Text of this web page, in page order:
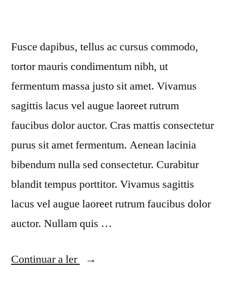
Fusce dapibus, tellus ac cursus commodo,
tortor mauris condimentum nibh, ut
fermentum massa justo sit amet. Vivamus
sagittis lacus vel augue laoreet rutrum
faucibus dolor auctor. Cras mattis consectetur
purus sit amet fermentum. Aenean lacinia
bibendum nulla sed consectetur. Curabitur
blandit tempus porttitor. Vivamus sagittis
lacus vel augue laoreet rutrum faucibus dolor
auctor. Nullam quis …
Continuar a ler
“Ultricies